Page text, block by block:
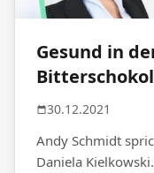
Gesund in
30.12.2021
Andy Schmidt
Daniela Kielkowski.